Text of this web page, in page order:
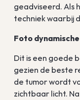
geadviseerd. Als
techniek waarbij
Foto
Dit is een goede
gezien de beste
de tumor wordt
zichtbaar licht.